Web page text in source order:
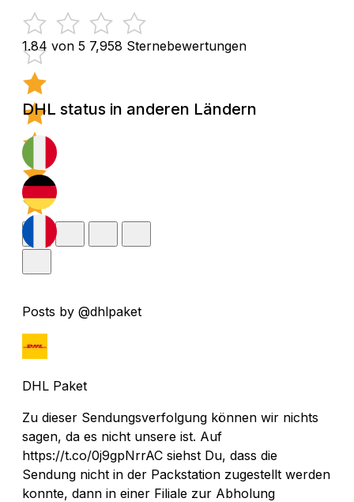
1.84 von 5 7,958 Sternebewertungen
DHL status in anderen Ländern
Posts by @dhlpaket
DHL Paket
Zu dieser Sendungsverfolgung können wir nichts
sagen, da es nicht unsere ist. Auf
https://t.co/0j9gpNrrAC siehst Du, dass die
Sendung nicht in der Packstation zugestellt werden
konnte, dann in einer Filiale zur Abholung